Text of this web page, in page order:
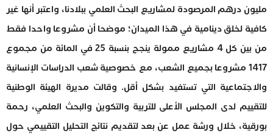
مليون درهم المرصودة لمشاريع البحث العلمي ببلادنا، واعتبر أنها غير
كافية لخلق دينامية في هذا الميدان؛ موضحا أن مشروعا واحدا فقط
من بين كل 4 مشاريع ممولة ينجح بنسبة 25 في المائة من مجموع
1417 مشروعا بجميع الشعب، مع خصوصية شعب الدراسات الإنسانية
والاجتماعية التي تستفيد بشكل أقل. وقالت مديرة الهيئة الوطنية
للتقييم لدى المجلس الأعلى للتربية والتكوين والبحث العلمي، رحمة
بورقية، خلال ورشة عمل عن بعد لتقديم نتائج التحليل التقييمي حول